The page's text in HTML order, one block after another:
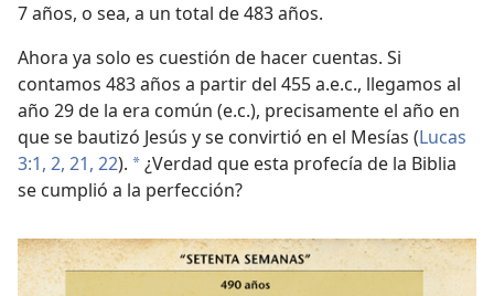
7 años, o sea, a un total de 483 años.
Ahora ya solo es cuestión de hacer cuentas. Si
contamos 483 años a partir del 455 a.e.c., llegamos al
año 29 de la era común (e.c.), precisamente el año en
que se bautizó Jesús y se convirtió en el Mesías (Lucas
3:1, 2, 21, 22). a¿Verdad que esta profecía de la Biblia
se cumplió a la perfección?